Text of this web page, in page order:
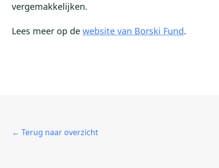
vergemakkelijken.
Lees meer op de website van Borski Fund.
← Terug naar overzicht